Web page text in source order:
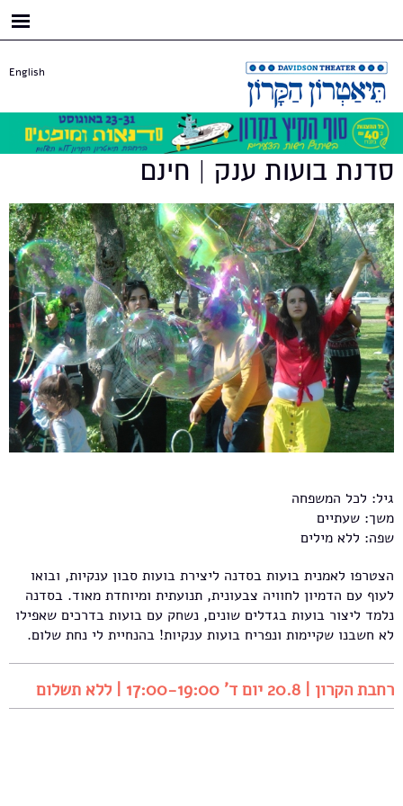
English
סדנת בועות ענק | חינם
גיל: לכל המשפחה
משך: שעתיים
שפה: ללא מילים
הצטרפו לאמנית בועות בסדנה ליצירת בועות סבון ענקיות, ובואו
לעוף עם הדמיון לחוויה צבעונית, תנועתית ומיוחדת מאוד. בסדנה
נלמד ליצור בועות בגדלים שונים, נשחק עם בועות בדרכים שאפילו
לא חשבנו שקיימות ונפריח בועות ענקיות! בהנחיית לי נחת שלום.
רחבת הקרון | 20.8 יום ד' 17:00-19:00 | ללא תשלום